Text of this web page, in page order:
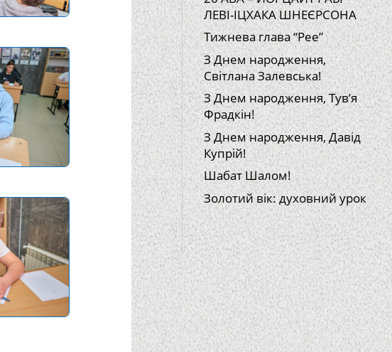
ЛЕВІ-ІЦХАКА ШНЕЄРСОНА
Тижнева глава “Рее”
З Днем народження,
Світлана Залевська!
З Днем народження, Тув’я
Фрадкін!
З Днем народження, Давід
Купрій!
Шабат Шалом!
Золотий вік: духовний урок